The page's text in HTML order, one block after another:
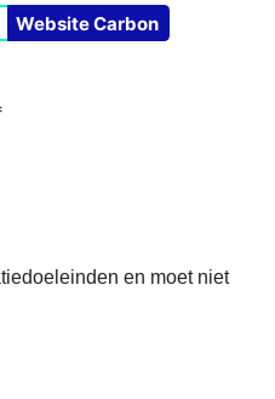
Website Carbon
en moet niet